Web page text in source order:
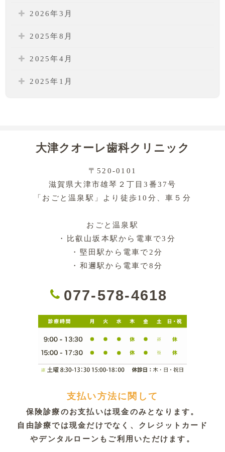
2026年3月
2025年8月
2025年4月
2025年1月
大津クオーレ歯科クリニック
〒520-0101
滋賀県大津市雄琴２丁目3番37号
「おごと温泉駅」より徒歩10分、車５分
おごと温泉駅
・比叡山坂本駅から電車で3分
・堅田駅から電車で2分
・和邇駅から電車で8分
077-578-4618
支払い方法に関して
保険診療のお支払いは現金のみとなります。
自由診療では現金だけでなく、 クレジットカード
やデンタルローンもご利用いただけます。